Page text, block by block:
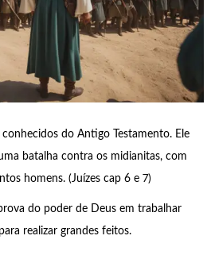
do Antigo Testamento. Ele
batalha contra os midianitas, com
homens. (Juízes cap 6 e 7)
do poder de Deus em trabalhar
realizar grandes feitos.